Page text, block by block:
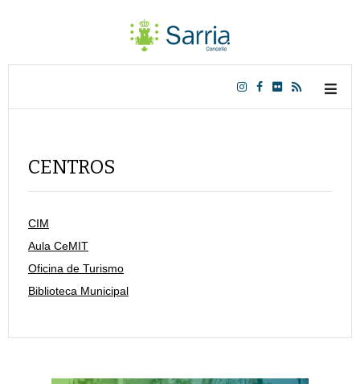
CENTROS
CIM
Aula CeMIT
Oficina de Turismo
Biblioteca Municipal